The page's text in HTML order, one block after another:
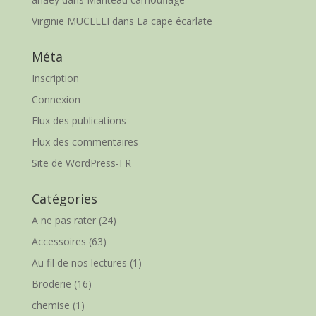
Virginie MUCELLI dans La cape écarlate
Méta
Inscription
Connexion
Flux des publications
Flux des commentaires
Site de WordPress-FR
Catégories
A ne pas rater(24)
Accessoires (63)
Au fil de nos lectures (1)
Broderie (16)
chemise (1)